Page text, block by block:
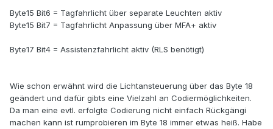
Byte15 Bit6 = Tagfahrlicht über separate Leuchten aktiv
Byte15 Bit7 = Tagfahrlicht Anpassung über MFA+ aktiv
Byte17 Bit4 = Assistenzfahrlicht aktiv (RLS benötigt)
Wie schon erwähnt wird die Lichtansteuerung über das Byte 18
geändert und dafür gibts eine Vielzahl an Codiermöglichkeiten.
Da man eine evtl. erfolgte Codierung nicht einfach Rückgängi
machen kann ist rumprobieren im Byte 18 immer etwas heiß. Habe